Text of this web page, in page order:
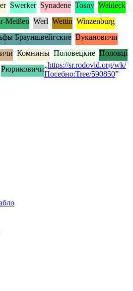
Swerker Synadene Tosny Waldeck
Meißen Werl Wettin Winzenburg
Брауншвейгские Вукановичи
Комнины Половецкие Половці
Рюриковичи„https://sr.rodovid.org/wk/
Посебно:Tree/590850”